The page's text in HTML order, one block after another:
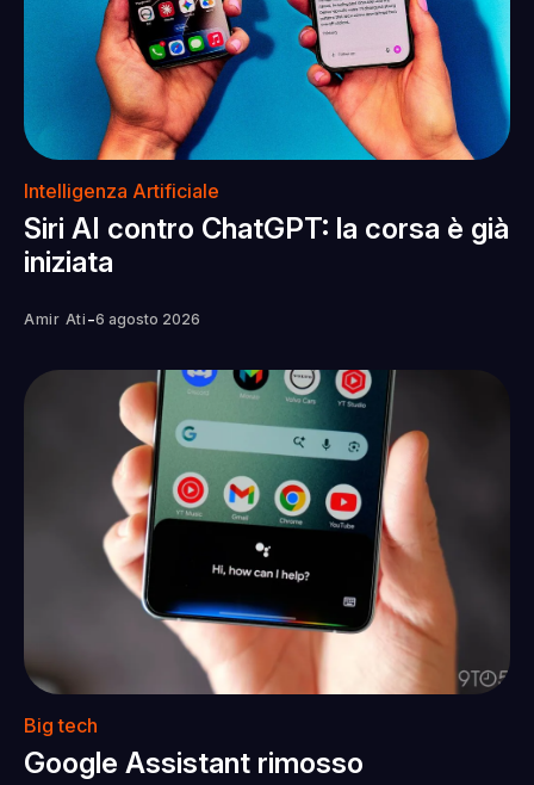
Intelligenza Artificiale
Siri AI contro ChatGPT: la corsa è già
iniziata
Amir Ati -6 agosto 2026
Big tech
Google Assistant rimosso